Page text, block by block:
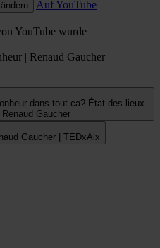
Auf YouTube
YouTube wurde
| Renaud Gaucher |
dans tout ca? État des lieux
Gaucher
Gaucher | TEDxAix